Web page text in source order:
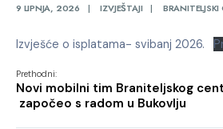
9 LIPNJA, 2026 | IZVJEŠTAJI |
Izvješće o isplatama- svibanj 2026.
Prethodni:
Novi mobilni tim Braniteljskog
započeo s radom u Bukovlju